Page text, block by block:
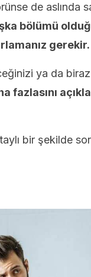
de aslında
bölümü
gerekir.
ya da
fazlasını
bir şekilde